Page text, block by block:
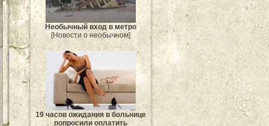
Необычный вход в метро
[Новости о необычном]
19 часов ожидания в больнице
попросили оплатить